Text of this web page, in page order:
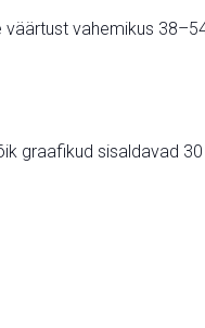
vahemikus
graafikud sisaldavad